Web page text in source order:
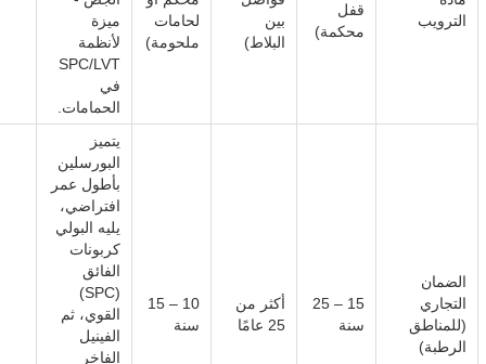
الترويب
قفل
محكمة)
بين
البلاط)
لحامات
ملحومة)
ميزة
لأنظمة
SPC/LVT
في
الحمامات.
الضمان
التجاري
(للمناطق
الرطبة)
15 – 25
سنة
أكثر من
25 عامًا
10 – 15
سنة
يتميز
البورسلين
بأطول عمر
افتراضي،
يليه البولي
كربونات
الفائق
(SPC)
القوي، ثم
الفينيل
الفاخر